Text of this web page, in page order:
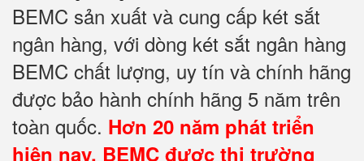
BEMC sản xuất và cung cấp két sắt
ngân hàng, với dòng két sắt ngân hàng
BEMC chất lượng, uy tín và chính hãng
được bảo hành chính hãng 5 năm trên
toàn quốc. Hơn 20 năm phát triển
hiện nay, BEMC được thị trường